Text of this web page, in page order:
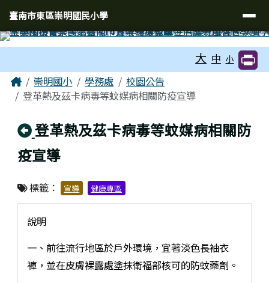
臺南市東區崇明國民小學
導覽列
臺南市東區崇明國民小學
大 中 小
主內容區域
Home崇明國小 學務處
校園公告
登革熱及茲卡病毒等蚊媒病相關防疫宣導
回上頁
登革熱及茲卡病毒等蚊媒病相關防
疫宣導
標籤： 宣導 健康專區
說明
一、前往流行地區於戶外環境，宜著淡色長袖衣
褲，並在皮膚裸露處塗抹衛福部核可的防蚊藥劑。
頁尾區域